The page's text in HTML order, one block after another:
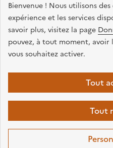
Bienvenue ! Nous utilisons
expérience et les services
savoir plus, visitez la page
pouvez, à tout moment, avoir
vous souhaitez activer.
Tout
Tout
SIEC - Maison des examens
Académies de Créteil, Paris et
7, rue Ernest Renan
94749 ARCUEIL CEDEX
Nous contacter
facebook
x
Gestion des